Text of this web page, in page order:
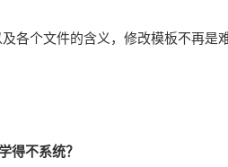
各个文件的含义，修改模板不再是
得不系统？